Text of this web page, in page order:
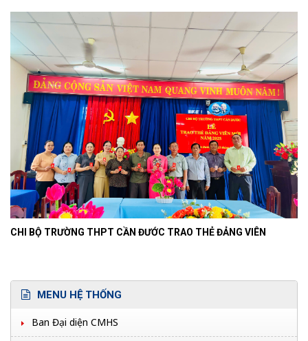
CHI BỘ TRƯỜNG THPT CẦN ĐƯỚC TRAO THẺ ĐẢNG VIÊN
MENU HỆ THỐNG
Ban Đại diện CMHS